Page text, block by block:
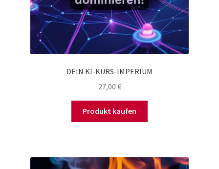
DEIN KI-KURS-IMPERIUM
27,00 €
Produkt kaufen